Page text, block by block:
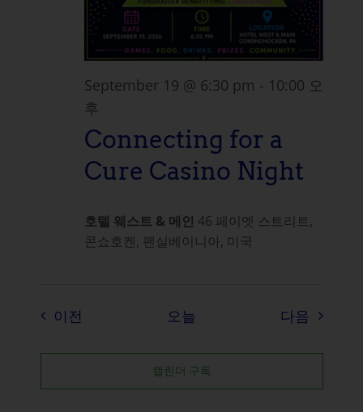
September 19 @ 6:30 pm - 10:00 오
후
Connecting for a
Cure Casino Night
호텔 웨스트 & 메인 46 페이엣 스트리트,
콘쇼호켄, 펜실베이니아, 미국
이전 오늘 다음 이벤트
캘린더 구독